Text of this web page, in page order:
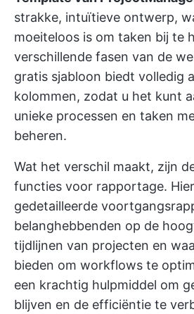
strakke, intuïtieve ontwerp,
moeiteloos is om taken bij te
verschillende fasen van de
gratis sjabloon biedt volledig
kolommen, zodat u het kunt
unieke processen en taken
beheren.
Wat het verschil maakt, zijn
functies voor rapportage.
gedetailleerde
belanghebbenden op de
tijdlijnen van projecten en
bieden om workflows te
een krachtig hulpmiddel om
blijven en de efficiëntie te